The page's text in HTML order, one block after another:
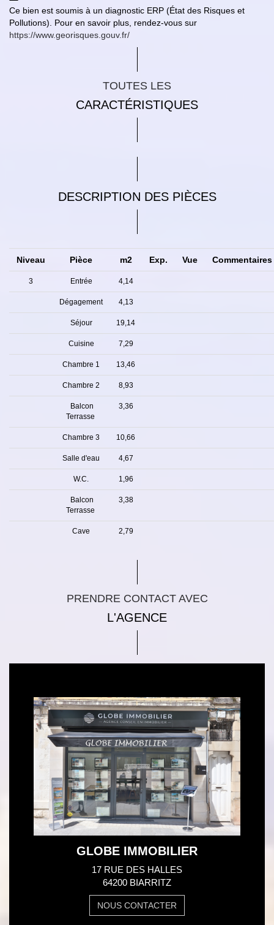
Ce bien est soumis à un diagnostic ERP (État des Risques et
Pollutions). Pour en savoir plus, rendez-vous sur
https://www.georisques.gouv.fr/
TOUTES LES
CARACTÉRISTIQUES
DESCRIPTION DES PIÈCES
Niveau Pièce m2 Exp. Vue Commentaires
3 Entrée 4,14
Dégagement 4,13
Séjour 19,14
Cuisine 7,29
Chambre 1 13,46
Chambre 2 8,93
Balcon
Terrasse
3,36
Chambre 3 10,66
Salle d'eau 4,67
W.C. 1,96
Balcon
Terrasse
3,38
Cave 2,79
PRENDRE CONTACT AVEC
L'AGENCE
GLOBE IMMOBILIER
17 RUE DES HALLES
64200 BIARRITZ
NOUS CONTACTER